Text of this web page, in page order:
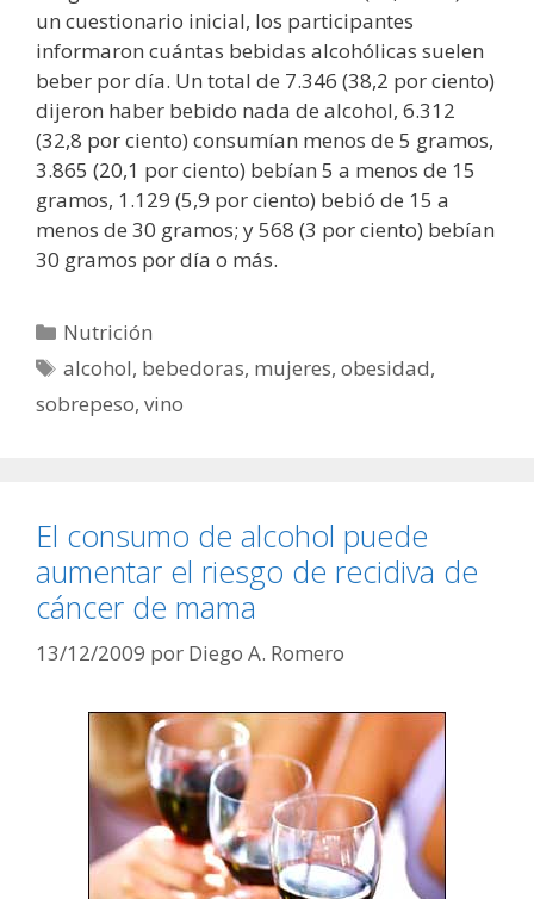
un cuestionario inicial, los participantes
informaron cuántas bebidas alcohólicas suelen
beber por día. Un total de 7.346 (38,2 por ciento)
dijeron haber bebido nada de alcohol, 6.312
(32,8 por ciento) consumían menos de 5 gramos,
3.865 (20,1 por ciento) bebían 5 a menos de 15
gramos, 1.129 (5,9 por ciento) bebió de 15 a
menos de 30 gramos; y 568 (3 por ciento) bebían
30 gramos por día o más.
Categorías
Nutrición
Etiquetas
alcohol, bebedoras, mujeres,obesidad,
sobrepeso, vino
El consumo de alcohol puede
aumentar el riesgo de recidiva de
cáncer de mama
13/12/2009 por Diego A. Romero